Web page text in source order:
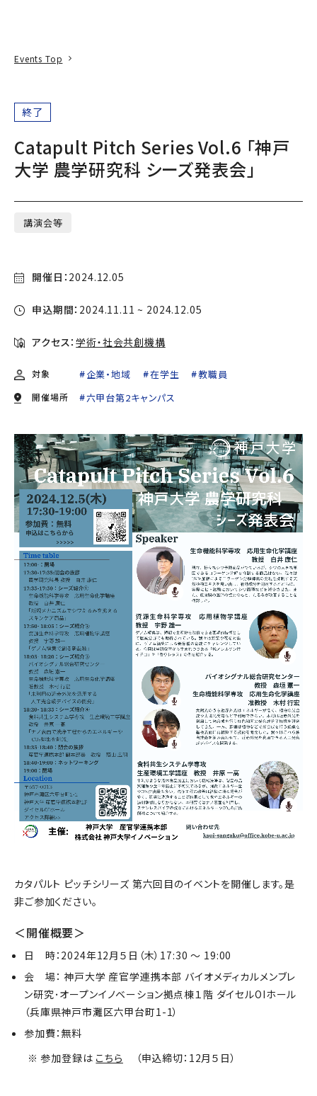
Events Top
終了
Catapult Pitch Series Vol.6 「神戸
大学 農学研究科 シーズ発表会」
講演会等
開催日： 2024.12.05
申込期間： 2024.11.11 ~ 2024.12.05
アクセス：学術・社会共創機構
対象 企業・地域 在学生 教職員
開催場所 六甲台第2キャンパス
カタパルト ピッチシリーズ 第六回目のイベントを開催します。是
非ご参加ください。
＜開催概要＞
日 時：2024年12月５日（木）17:30 ～ 19:00
会 場： 神戸大学 産官学連携本部 バイオメディカルメンブレ
ン研究･オープンイノベーション拠点棟１階 ダイセルOIホール
（兵庫県神戸市灘区六甲台町1-1）
参加費：無料
※ 参加登録は こちら （申込締切：12月５日）